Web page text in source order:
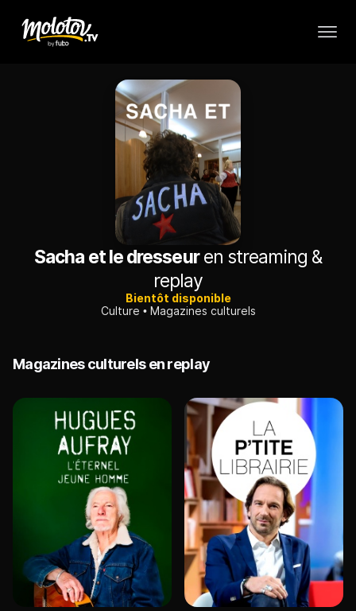
Sacha et le dresseuren streaming &
replay
Bientôt disponible
Culture
Magazines culturels
Magazines culturels en replay